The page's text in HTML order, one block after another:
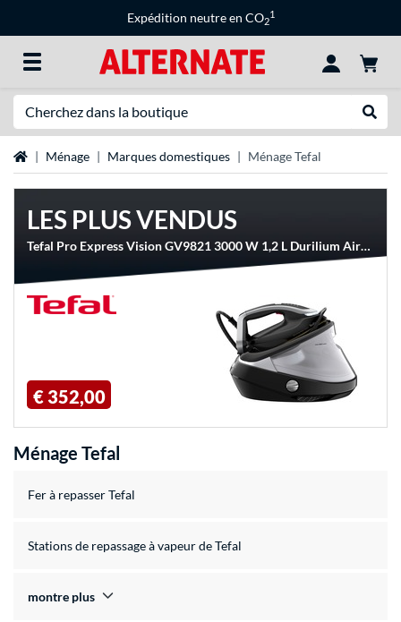
Expédition neutre en CO2
1
Page d'accueil
Ménage Marques domestiques Ménage Tefal
LES PLUS VENDUS
Tefal Pro Express Vision GV9821 3000 W 1,2 L Durilium AirGlide Autoclean soleplate Noir, Argent, Centrales à vapeur
€ 352,00
Ménage Tefal
Fer à repasser Tefal
Stations de repassage à vapeur de Tefal
montre plus